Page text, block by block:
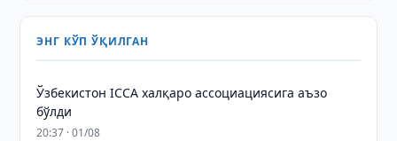
ЭНГ КЎП ЎҚИЛГАН
Ўзбекистон ICCA халқаро ассоциациясига аъзо
бўлди
20:37 · 01/08